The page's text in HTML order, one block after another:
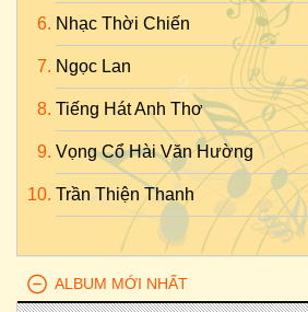
Nhạc Thời Chiến
Ngọc Lan
Tiếng Hát Anh Thơ
Vọng Cổ Hài Văn Hường
Trần Thiện Thanh
ALBUM MỚI NHẤT